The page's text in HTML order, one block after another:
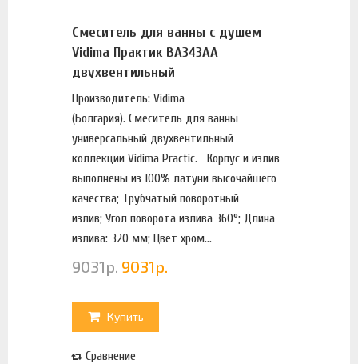
Смеситель для ванны с душем
Vidima Практик BA343AA
двухвентильный
Производитель: Vidima
(Болгария). Смеситель для ванны
универсальный двухвентильный
коллекции Vidima Practic. Корпус и излив
выполнены из 100% латуни высочайшего
качества; Трубчатый поворотный
излив; Угол поворота излива 360°; Длина
излива: 320 мм; Цвет хром...
9031р. 9031р.
Купить
Сравнение